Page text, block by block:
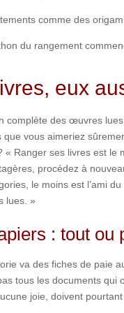
comme des
du rangement
eux
complète des œuvres
que vous aimeriez
« Ranger ses livres est le
procédez à
le moins est l’ami
lues. »
: tout ou
va des fiches de paie
tous les documents qui
joie, doivent pourtant